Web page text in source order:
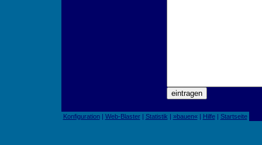
Konfiguration| Web-Blaster| Statistik | »bauen«| Hilfe| Startseite